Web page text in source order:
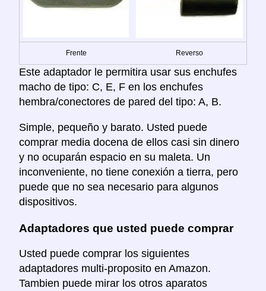
Frente Reverso
Este adaptador le permitira usar sus enchufes
macho de tipo: C, E, F en los enchufes
hembra/conectores de pared del tipo: A, B.
Simple, pequeño y barato. Usted puede
comprar media docena de ellos casi sin dinero
y no ocuparán espacio en su maleta. Un
inconveniente, no tiene conexión a tierra, pero
puede que no sea necesario para algunos
dispositivos.
Adaptadores que usted puede comprar
Usted puede comprar los siguientes
adaptadores multi-proposito en Amazon.
Tambien puede mirar los otros aparatos